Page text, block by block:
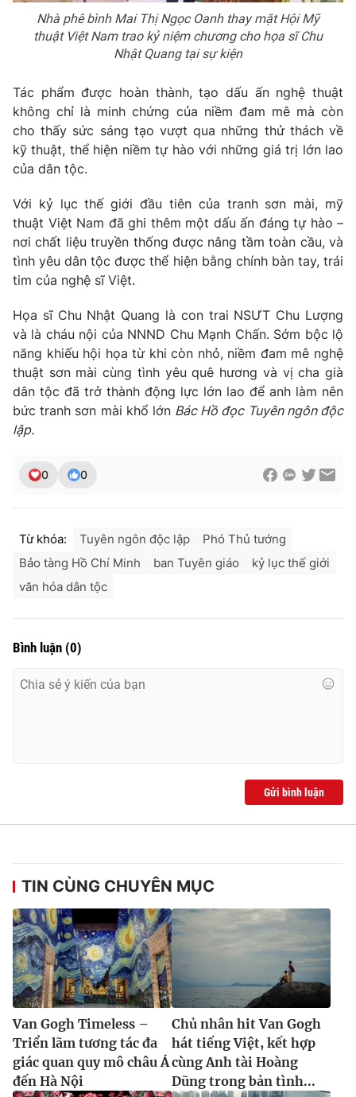
Nhà phê bình Mai Thị Ngọc Oanh thay mặt Hội Mỹ
thuật Việt Nam trao kỷ niệm chương cho họa sĩ Chu
Nhật Quang tại sự kiện
Tác phẩm được hoàn thành, tạo dấu ấn nghệ thuật
không chỉ là minh chứng của niềm đam mê mà còn
cho thấy sức sáng tạo vượt qua những thử thách về
kỹ thuật, thể hiện niềm tự hào với những giá trị lớn lao
của dân tộc.
Với kỷ lục thế giới đầu tiên của tranh sơn mài, mỹ
thuật Việt Nam đã ghi thêm một dấu ấn đáng tự hào –
nơi chất liệu truyền thống được nâng tầm toàn cầu, và
tình yêu dân tộc được thể hiện bằng chính bàn tay, trái
tim của nghệ sĩ Việt.
Họa sĩ Chu Nhật Quang là con trai NSƯT Chu Lượng
và là cháu nội của NNND Chu Mạnh Chấn. Sớm bộc lộ
năng khiếu hội họa từ khi còn nhỏ, niềm đam mê nghệ
thuật sơn mài cùng tình yêu quê hương và vị cha già
dân tộc đã trở thành động lực lớn lao để anh làm nên
bức tranh sơn mài khổ lớn Bác Hồ đọc Tuyên ngôn độc
lập.
0 0
Từ khóa: Tuyên ngôn độc lập
Phó Thủ tướng
Bảo tàng Hồ Chí Minh
ban Tuyên giáo
kỷ lục thế giới
văn hóa dân tộc
Bình luận (0)
Gửi bình luận
TIN CÙNG CHUYÊN MỤC
Van Gogh Timeless –
Triển lãm tương tác đa
giác quan quy mô châu Á
đến Hà Nội
Chủ nhân hit Van Gogh
hát tiếng Việt, kết hợp
cùng Anh tài Hoàng
Dũng trong bản tình...